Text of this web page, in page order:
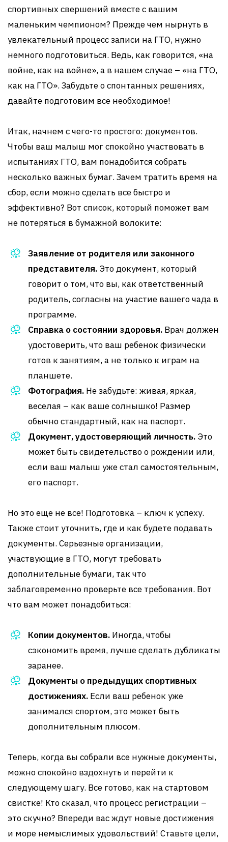
спортивных свершений вместе с вашим
маленьким чемпионом? Прежде чем нырнуть в
увлекательный процесс записи на ГТО, нужно
немного подготовиться. Ведь, как говорится, «на
войне, как на войне», а в нашем случае – «на ГТО,
как на ГТО». Забудьте о спонтанных решениях,
давайте подготовим все необходимое!
Итак, начнем с чего-то простого: документов.
Чтобы ваш малыш мог спокойно участвовать в
испытаниях ГТО, вам понадобится собрать
несколько важных бумаг. Зачем тратить время на
сбор, если можно сделать все быстро и
эффективно? Вот список, который поможет вам
не потеряться в бумажной волоките:
Заявление от родителя или законного
представителя. Это документ, который
говорит о том, что вы, как ответственный
родитель, согласны на участие вашего чада в
программе.
Справка о состоянии здоровья. Врач должен
удостоверить, что ваш ребенок физически
готов к занятиям, а не только к играм на
планшете.
Фотография. Не забудьте: живая, яркая,
веселая – как ваше солнышко! Размер
обычно стандартный, как на паспорт.
Документ, удостоверяющий личность. Это
может быть свидетельство о рождении или,
если ваш малыш уже стал самостоятельным,
его паспорт.
Но это еще не все! Подготовка – ключ к успеху.
Также стоит уточнить, где и как будете подавать
документы. Серьезные организации,
участвующие в ГТО, могут требовать
дополнительные бумаги, так что
заблаговременно проверьте все требования. Вот
что вам может понадобиться:
Копии документов. Иногда, чтобы
сэкономить время, лучше сделать дубликаты
заранее.
Документы о предыдущих спортивных
достижениях. Если ваш ребенок уже
занимался спортом, это может быть
дополнительным плюсом.
Теперь, когда вы собрали все нужные документы,
можно спокойно вздохнуть и перейти к
следующему шагу. Все готово, как на стартовом
свистке! Кто сказал, что процесс регистрации –
это скучно? Впереди вас ждут новые достижения
и море немыслимых удовольствий! Ставьте цели,